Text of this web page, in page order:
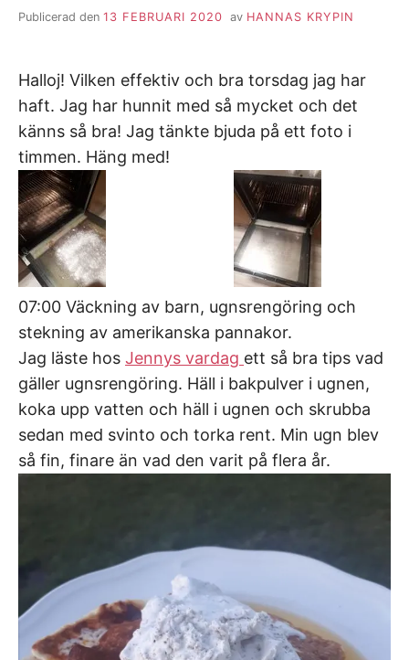
Publicerad den 13 FEBRUARI 2020 av HANNAS KRYPIN
Halloj! Vilken effektiv och bra torsdag jag har
haft. Jag har hunnit med så mycket och det
känns så bra! Jag tänkte bjuda på ett foto i
timmen. Häng med!
07:00 Väckning av barn, ugnsrengöring och
stekning av amerikanska pannakor.
Jag läste hos Jennys vardag ett så bra tips vad
gäller ugnsrengöring. Häll i bakpulver i ugnen,
koka upp vatten och häll i ugnen och skrubba
sedan med svinto och torka rent. Min ugn blev
så fin, finare än vad den varit på flera år.